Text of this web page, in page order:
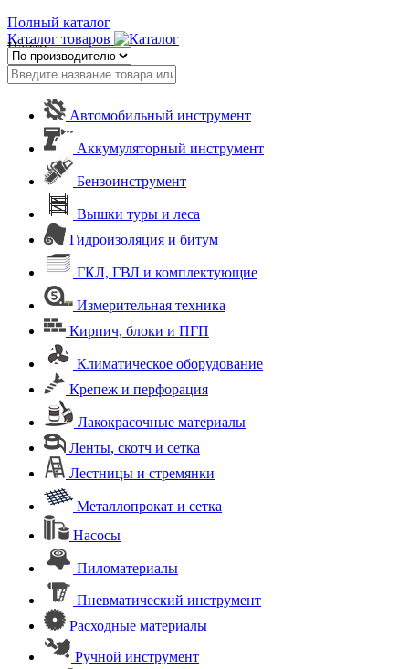
Полный каталог
Каталог товаров
Найти
Автомобильный инструмент
Аккумуляторный инструмент
Бензоинструмент
Вышки туры и леса
Гидроизоляция и битум
ГКЛ, ГВЛ и комплектующие
Измерительная техника
Кирпич, блоки и ПГП
Климатическое оборудование
Крепеж и перфорация
Лакокрасочные материалы
Ленты, скотч и сетка
Лестницы и стремянки
Металлопрокат и сетка
Насосы
Пиломатериалы
Пневматический инструмент
Расходные материалы
Ручной инструмент